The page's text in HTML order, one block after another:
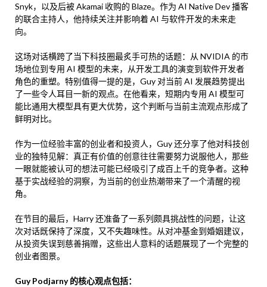
Snyk，以及后被 Akamai 收购的 Blaze。作为 AI Native Dev 播客
的联合主持人，他持续关注并影响着 AI 与软件开发的未来走
向。
这场对话横跨了当下科技圈最炙手可热的话题：从 NVIDIA 的市
场地位到专用 AI 模型的未来，从开发工具的演变到软件开发者
角色的重塑。特别值得一提的是，Guy 对当前 AI 发展趋势提出
了一些令人耳目一新的观点。在他看来，短期内专用 AI 模型可
能比通用大模型具有更大优势，这个判断与当前主流观点形成了
鲜明对比。
作为一位经验丰富的创业者和投资人，Guy 还分享了他对科技创
业的独特见解：真正有价值的创意往往需要努力说服他人，那些
一眼就能被认可的想法可能已经吸引了成百上千的竞争者。这种
基于实战经验的洞察，为当前的创业热潮带来了一个清醒的视
角。
在节目的最后，Harry 还准备了一系列颇具挑战性的问题，让这
次对话既保持了深度，又不失趣味性。从对冲基金到婚姻建议，
从投资失误到慈善捐赠，这些出人意料的话题展现了一个完整的
创业者图景。
Guy Podjarny 的核心观点包括：